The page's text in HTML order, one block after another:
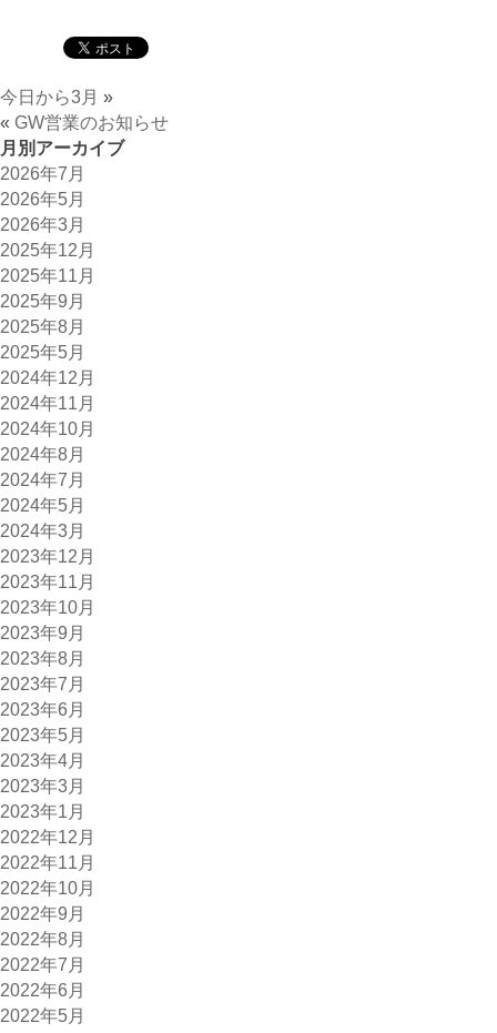
今日から3月 »
« GW営業のお知らせ
月別アーカイブ
2026年7月
2026年5月
2026年3月
2025年12月
2025年11月
2025年9月
2025年8月
2025年5月
2024年12月
2024年11月
2024年10月
2024年8月
2024年7月
2024年5月
2024年3月
2023年12月
2023年11月
2023年10月
2023年9月
2023年8月
2023年7月
2023年6月
2023年5月
2023年4月
2023年3月
2023年1月
2022年12月
2022年11月
2022年10月
2022年9月
2022年8月
2022年7月
2022年6月
2022年5月